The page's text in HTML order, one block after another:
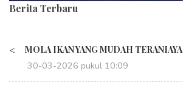
Berita Terbaru
< MOLA IKAN YANG MUDAH TERANIAYA
30-03-2026 pukul 10:09